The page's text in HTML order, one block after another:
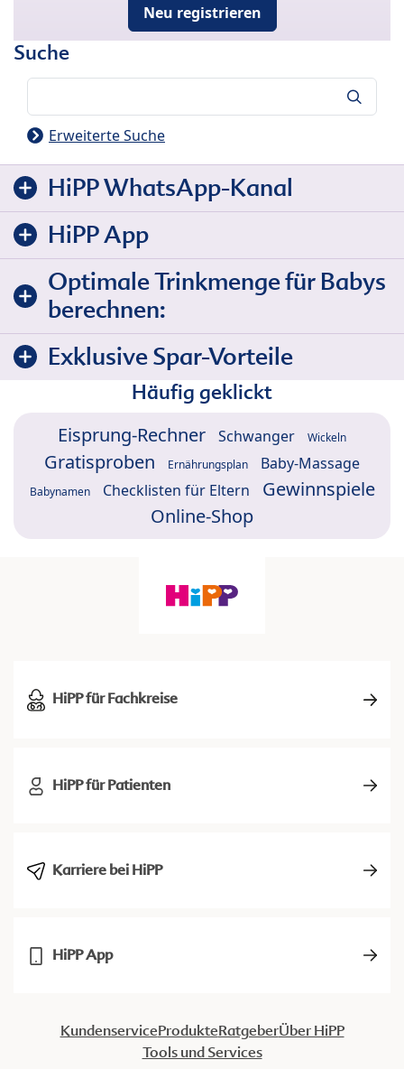
Neu registrieren
Suche
Erweiterte Suche
HiPP WhatsApp-Kanal
HiPP App
Optimale Trinkmenge für Babys
berechnen:
Exklusive Spar-Vorteile
Häufig geklickt
Eisprung-Rechner Schwanger Wickeln
Gratisproben Ernährungsplan Baby-Massage
Babynamen Checklisten für Eltern
Gewinnspiele
Online-Shop
HiPP für Fachkreise
HiPP für Patienten
Karriere bei HiPP
HiPP App
KundenserviceProdukteRatgeberÜber HiPP
Tools und Services